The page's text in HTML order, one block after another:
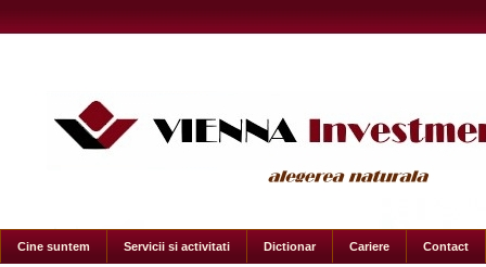
Cine suntem Servicii si activitati Dictionar Cariere Contact